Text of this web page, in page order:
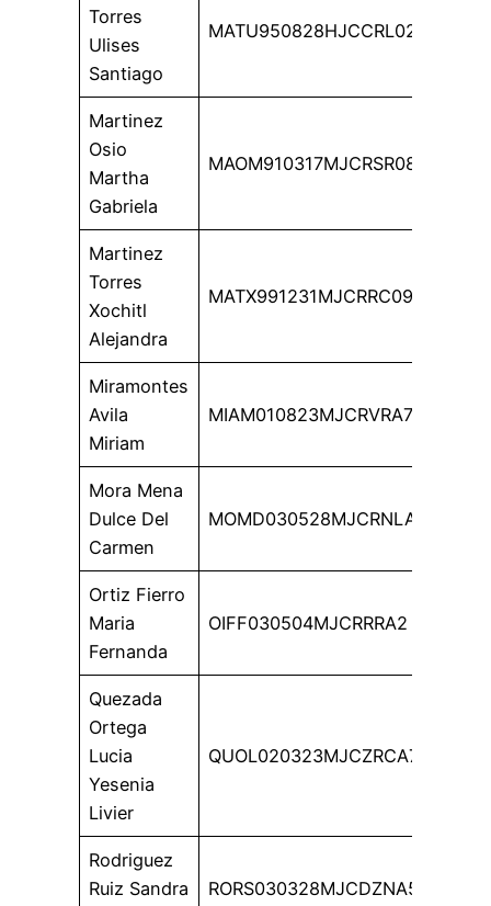
Torres
Ulises
Santiago
MATU950828HJCCRL02
Martinez
Osio
Martha
Gabriela
MAOM910317MJCRSR08
Martinez
Torres
Xochitl
Alejandra
MATX991231MJCRRC09
Miramontes
Avila
Miriam
MIAM010823MJCRVRA7
Mora Mena
Dulce Del
Carmen
MOMD030528MJCRNLA0
Ortiz Fierro
Maria
Fernanda
OIFF030504MJCRRRA2
Quezada
Ortega
Lucia
Yesenia
Livier
QUOL020323MJCZRCA7
Rodriguez
Ruiz Sandra
RORS030328MJCDZNA5